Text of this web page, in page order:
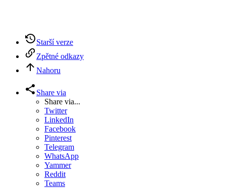
Starší verze
Zpětné odkazy
Nahoru
Share via
Share via...
Twitter
LinkedIn
Facebook
Pinterest
Telegram
WhatsApp
Yammer
Reddit
Teams